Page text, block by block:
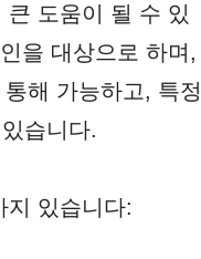
도움이 될 수 있
을 대상으로 하며,
해 가능하고, 특정
습니다.
지 있습니다: